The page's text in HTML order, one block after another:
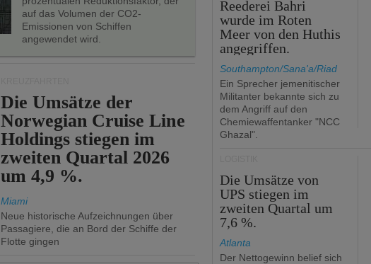
auf das Volumen der CO2-
Emissionen von Schiffen
angewendet wird.
Die Umsätze der
Norwegian Cruise Line
Holdings stiegen im
zweiten Quartal 2026
um 4,9 %.
Miami
Neue historische Aufzeichnungen über
Passagiere, die an Bord der Schiffe der
Flotte gingen
Reederei Bahri
wurde im Roten
Meer von den Huthis
angegriffen.
Southampton/Sana'a/Riad
Ein Sprecher jemenitischer
Militanter bekannte sich zu
dem Angriff auf den
Chemiewaffentanker "NCC
Ghazal".
Die Umsätze von
UPS stiegen im
zweiten Quartal um
7,6 %.
Atlanta
Der Nettogewinn belief sich